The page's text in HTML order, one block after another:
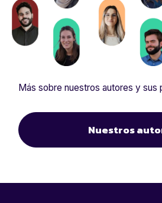
Más sobre nuestros autores y sus
Nuestros